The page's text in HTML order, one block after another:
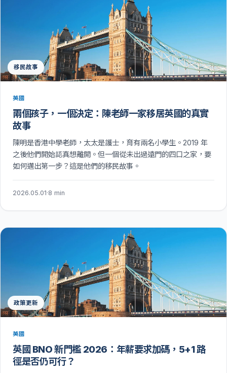
移民故事
英國
兩個孩子，一個決定：陳老師一家移居英國的真實
故事
陳明是香港中學老師，太太是護士，育有兩名小學生。2019 年
之後他們開始認真想離開。但一個從未出過遠門的四口之家，要
如何邁出第一步？這是他們的移民故事。
2026.05.01·8 min
政策更新
英國
英國 BNO 新門檻 2026：年薪要求加碼，5+1 路
徑是否仍可行？